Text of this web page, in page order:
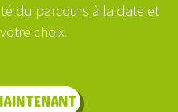
du parcours à la date et
choix.